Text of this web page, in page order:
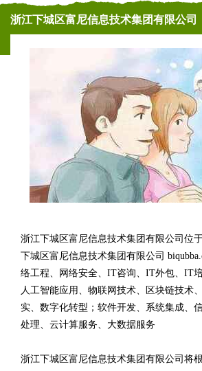
浙江下城区富尼信息技术集团有限公司
浙江下城区富尼信息技术集团有限公司位
下城区富尼信息技术集团有限公司
络工程、网络安全、IT咨询、IT外包、IT
人工智能应用、物联网技术、区块链技术
实、数字化转型；软件开发、系统集成、
处理、云计算服务、大数据服务
浙江下城区富尼信息技术集团有限公司将